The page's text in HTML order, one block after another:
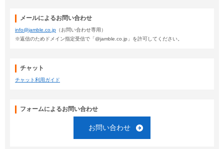
メールによるお問い合わせ
info@jamble.co.jp （お問い合わせ専用）
※返信のためドメイン指定受信で「@jamble.co.jp」を許可してください。
チャット
チャット利用ガイド
フォームによるお問い合わせ
お問い合わせ